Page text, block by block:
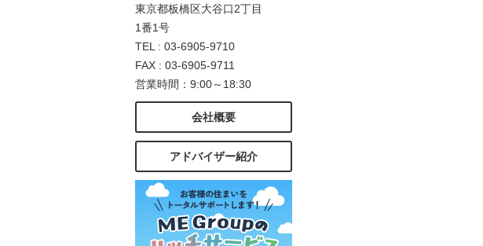
東京都板橋区大谷口2丁目
1番1号
TEL : 03-6905-9710
FAX : 03-6905-9711
営業時間：9:00～18:30
会社概要
アドバイザー紹介